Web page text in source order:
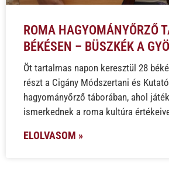
ROMA HAGYOMÁNYŐRZŐ
BÉKÉSEN – BÜSZKÉK A
Öt tartalmas napon keresztül 28
részt a Cigány Módszertani és
hagyományőrző táborában, ahol
ismerkednek a roma kultúra
ELOLVASOM »